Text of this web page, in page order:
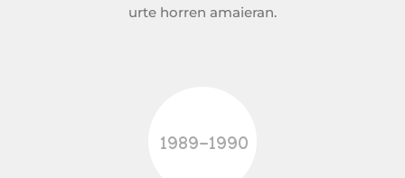
urte horren amaieran.
1989-1990